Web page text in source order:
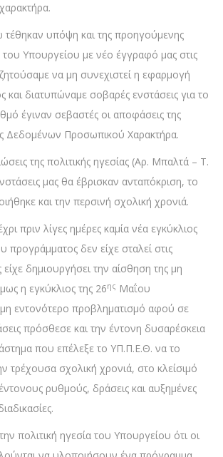
υπόψη και της προηγούμενης
του Υπουργείου με νέο έγγραφό μας στις
να μη συνεχιστεί η εφαρμογή
και διατυπώναμε σοβαρές ενστάσεις για το
έγιναν σεβαστές οι αποφάσεις της
Δεδομένων Προσωπικού Χαρακτήρα.
της πολιτικής ηγεσίας (Αρ. Μπαλτά – Τ.
μας θα έβρισκαν ανταπόκριση, το
και την περσινή σχολική χρονιά.
πριν λίγες ημέρες καμία νέα εγκύκλιος
προγράμματος δεν είχε σταλεί στις
δημιουργήσει την αίσθηση της μη
η εγκύκλιος της 26ης Μαΐου
εντονότερο προβληματισμό αφού σε
πρόσθεσε και την έντονη δυσαρέσκεια
που επέλεξε το ΥΠ.Π.Ε.Θ. να το
τρέχουσα σχολική χρονιά, στο κλείσιμό
ρυθμούς, δράσεις και αυξημένες
πολιτική ηγεσία του Υπουργείου ότι οι